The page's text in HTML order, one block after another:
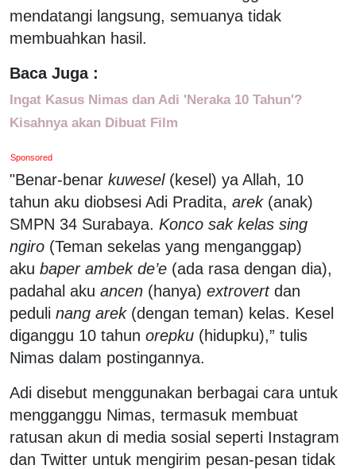
mendatangi langsung, semuanya tidak
membuahkan hasil.
Baca Juga :
Ingat Kasus Nimas dan Adi 'Neraka 10 Tahun'?
Kisahnya akan Dibuat Film
Sponsored
"Benar-benar kuwesel(kesel) ya Allah, 10
tahun aku diobsesi Adi Pradita, arek(anak)
SMPN 34 Surabaya. Konco sak kelas sing
ngiro (Teman sekelas yang menganggap)
aku baper ambek de’e (ada rasa dengan dia),
padahal aku ancen (hanya) extrovertdan
peduli nang arek(dengan teman) kelas. Kesel
diganggu 10 tahun orepku (hidupku),” tulis
Nimas dalam postingannya.
Adi disebut menggunakan berbagai cara untuk
mengganggu Nimas, termasuk membuat
ratusan akun di media sosial seperti Instagram
dan Twitter untuk mengirim pesan-pesan tidak